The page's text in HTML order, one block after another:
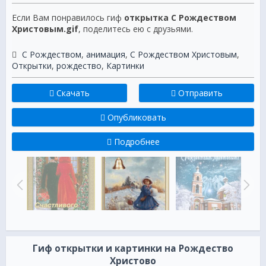
Если Вам понравилось гиф открытка С Рождеством
Христовым.gif, поделитесь ею с друзьями.
С Рождеством, анимация, C Рождеством Христовым,
Открытки, рождество, Картинки
Скачать Отправить
Опубликовать
Подробнее
Гиф открытки и картинки на Рождество
Христово